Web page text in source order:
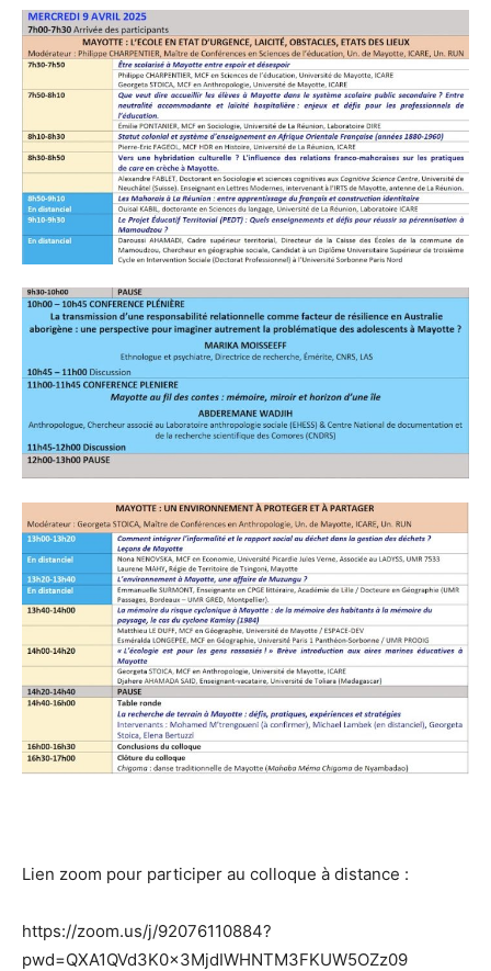
Lien zoom pour participer au colloque à distance :
https://zoom.us/j/92076110884?
pwd=QXA1QVd3K0x3MjdIWHNTM3FKUW5OZz09